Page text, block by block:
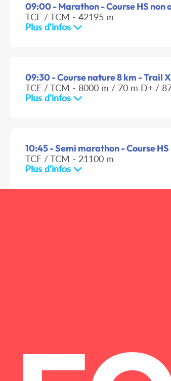
09:00 - Marathon - Course HS non
TCF / TCM - 42195 m
Plus d'infos
09:30 - Course nature 8 km - Trail
TCF / TCM - 8000 m / 70 m D+ /
Plus d'infos
10:45 - Semi marathon - Course
TCF / TCM - 21100 m
Plus d'infos